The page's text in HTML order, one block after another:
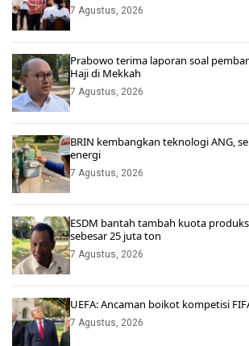
7 Agustus, 2026
Prabowo terima laporan soal
Haji di Mekkah
7 Agustus, 2026
BRIN kembangkan teknologi ANG,
energi
7 Agustus, 2026
ESDM bantah tambah kuota
sebesar 25 juta ton
7 Agustus, 2026
UEFA: Ancaman boikot kompetisi
7 Agustus, 2026